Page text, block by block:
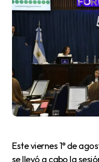
Este viernes 1° de agosto, en la ciudad de Formosa,
se llevó a cabo la